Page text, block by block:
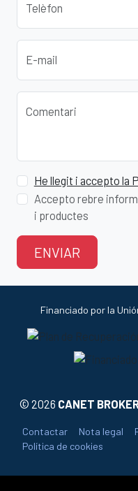
Telèfon
E-mail
Comentari
He llegit i accepto la
Accepto rebre
i productes
ENVIAR
Financiado por la
© 2026 CANET
Contactar Nota legal
Política de cookies